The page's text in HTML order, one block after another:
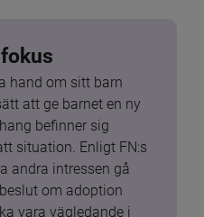
hand om sitt barn
att ge barnet en ny
befinner sig
situation. Enligt FN:s
andra intressen gå
om adoption
vara vägledande i